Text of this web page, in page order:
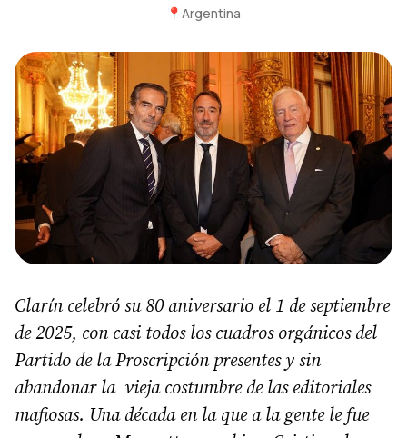
📍 Argentina
Clarín celebró su 80 aniversario el 1 de septiembre
de 2025, con casi todos los cuadros orgánicos del
Partido de la Proscripción presentes y sin
abandonar la vieja costumbre de las editoriales
mafiosas. Una década en la que a la gente le fue